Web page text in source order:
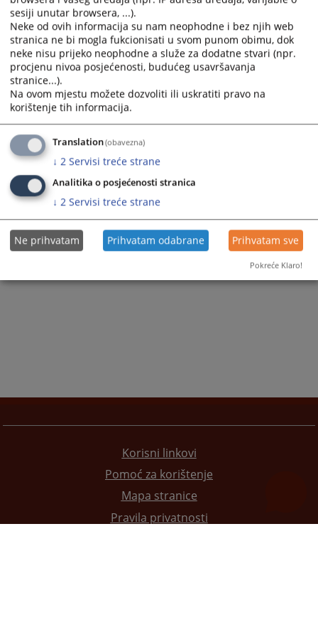
Prikazana vijest je na: Srpski jezik
655PREGLEDA
Korisni linkovi
Pomoć za korištenje
Mapa stranice
Pravila privatnosti
sesiji unutar browsera, ...).
Neke od ovih informacija su nam neophodne i bez njih web
stranica ne bi mogla fukcionisati u svom punom obimu, dok
neke nisu prijeko neophodne a služe za dodatne stvari (npr.
procjenu nivoa posjećenosti, budućeg usavršavanja
stranice...).
Na ovom mjestu možete dozvoliti ili uskratiti pravo na
korištenje tih informacija.
Translation(obavezna)
↓ 2 Servisi treće strane
Analitika o posjećenosti stranica
↓ 2 Servisi treće strane
Ne prihvatam Prihvatam odabrane Prihvatam sve
Pokreće Klaro!